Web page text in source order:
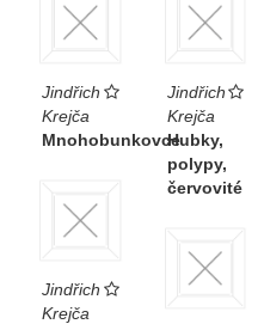
Jindřich
Krejča
Mnohobunkovce
Jindřich
Krejča
Hubky,
polypy,
červovité
Jindřich
Krejča